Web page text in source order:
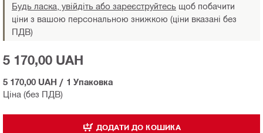
Будь ласка, увійдіть або зареєструйтесь щоб побачити
ціни з вашою персональною знижкою (ціни вказані без
ПДВ)
Ціна (без ПДВ)
5 170,00 UAH
5 170,00 UAH / 1 Упаковка
ДОДАТИ ДО КОШИКА